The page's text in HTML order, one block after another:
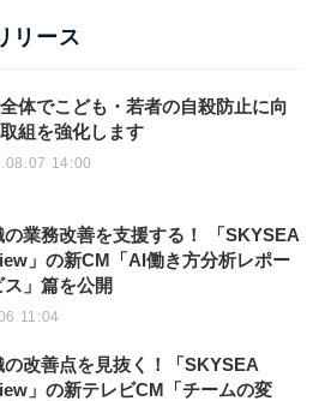
リース
体でこども・若者の自殺防止に向
組を強化します
14:00
業務改善を支援する！ 「SKYSEA
」の新CM「AI働き方分析レポー
ス」篇を公開
11:04
改善点を見抜く！「SKYSEA
」の新テレビCM「チームの変